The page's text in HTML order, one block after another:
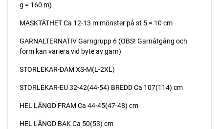
g = 160 m)
MASKTÄTHET Ca 12-13 m mönster på st 5 = 10 cm
GARNALTERNATIV Garngrupp 6 (OBS! Garnåtgång och
form kan variera vid byte av garn)
STORLEKAR-DAM XS-M(L-2XL)
STORLEKAR-EU 32-42(44-54) BREDD Ca 107(114) cm
HEL LÄNGD FRAM Ca 44-45(47-48) cm
HEL LÄNGD BAK Ca 50(53) cm